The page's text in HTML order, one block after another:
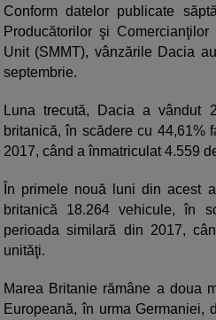
Conform datelor publicate
Producătorilor şi
Unit (SMMT), vânzările Dacia
septembrie.
Luna trecută, Dacia a vândut
britanică, în scădere cu 44,61%
2017, când a înmatriculat 4.559
În primele nouă luni din acest
britanică 18.264 vehicule, în
perioada similară din 2017,
unităţi.
Marea Britanie rămâne a doua
Europeană, în urma Germaniei,